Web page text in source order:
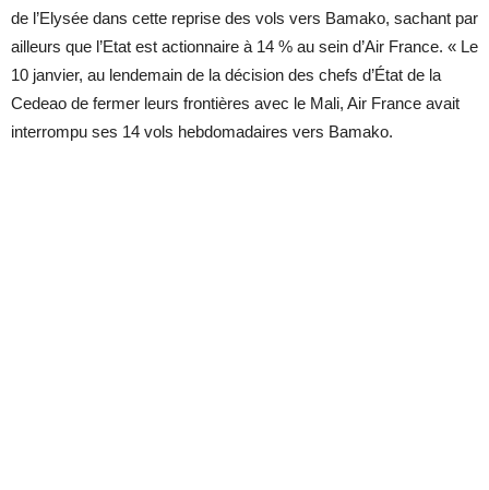
de l’Elysée dans cette reprise des vols vers Bamako, sachant par
ailleurs que l’Etat est actionnaire à 14 % au sein d’Air France. « Le
10 janvier, au lendemain de la décision des chefs d’État de la
Cedeao de fermer leurs frontières avec le Mali, Air France avait
interrompu ses 14 vols hebdomadaires vers Bamako.